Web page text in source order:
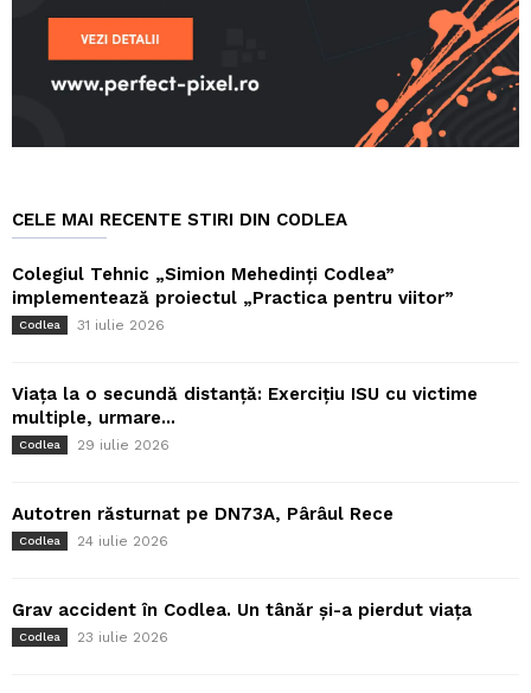
CELE MAI RECENTE STIRI DIN CODLEA
Colegiul Tehnic „Simion Mehedinți Codlea”
implementează proiectul „Practica pentru viitor”
Codlea 31 iulie 2026
Viața la o secundă distanță: Exercițiu ISU cu victime
multiple, urmare...
Codlea 29 iulie 2026
Autotren răsturnat pe DN73A, Pârâul Rece
Codlea 24 iulie 2026
Grav accident în Codlea. Un tânăr și-a pierdut viața
Codlea 23 iulie 2026